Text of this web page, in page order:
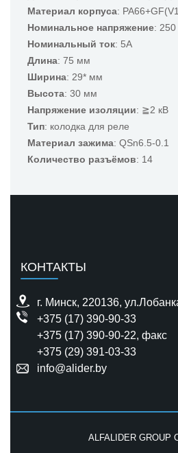
Материал корпуса:
Номинальное напряжение: 250
Номинальный ток: 5А
Длина: 75 мм
Ширина: 29* мм
Высота: 30 мм
Напряжение изоляции: ≧2 кВ
Тип: колодка для реле
Материал зажима: QSn6.5-0.1
Количество разъёмов: 14
КОНТАКТЫ
г. Минск, 220136,
+375 (17) 390-90-33
+375 (17) 390-90-22, факс
+375 (29) 391-03-33
info@alider.by
ALFALIDER GROUP